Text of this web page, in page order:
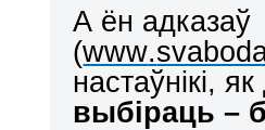
А ён адказаў
(www.
настаўнікі,
выбіраць –